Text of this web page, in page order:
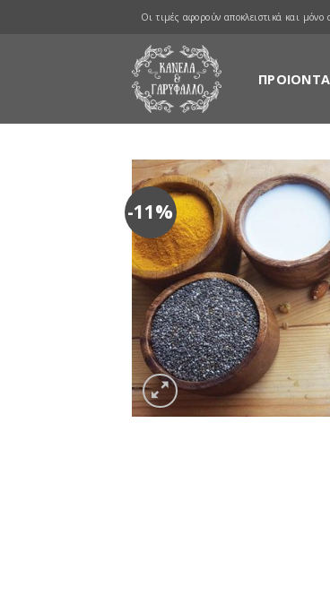
Οι τιμές αφορούν αποκλειστικά και
ΠΡΟΙΟΝΤΑ
-11%